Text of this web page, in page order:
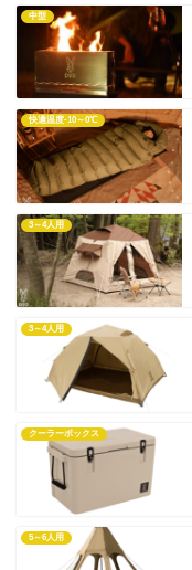
中型
快適温度-10～0℃
3～4人用
3～4人用
クーラーボックス
5～6人用